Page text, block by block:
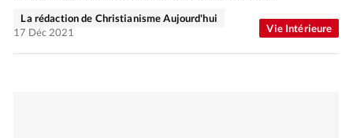
Vie Intérieure
La rédaction de Christianisme Aujourd'hui
17 Déc 2021